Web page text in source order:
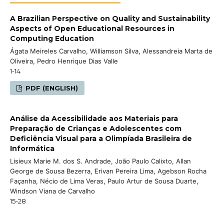
A Brazilian Perspective on Quality and Sustainability
Aspects of Open Educational Resources in
Computing Education
Ágata Meireles Carvalho, Williamson Silva, Alessandreia Marta de
Oliveira, Pedro Henrique Dias Valle
1-14
PDF (ENGLISH)
Análise da Acessibilidade aos Materiais para
Preparação de Crianças e Adolescentes com
Deficiência Visual para a Olimpíada Brasileira de
Informática
Lisieux Marie M. dos S. Andrade, João Paulo Calixto, Allan
George de Sousa Bezerra, Erivan Pereira Lima, Agebson Rocha
Façanha, Nécio de Lima Veras, Paulo Artur de Sousa Duarte,
Windson Viana de Carvalho
15-28